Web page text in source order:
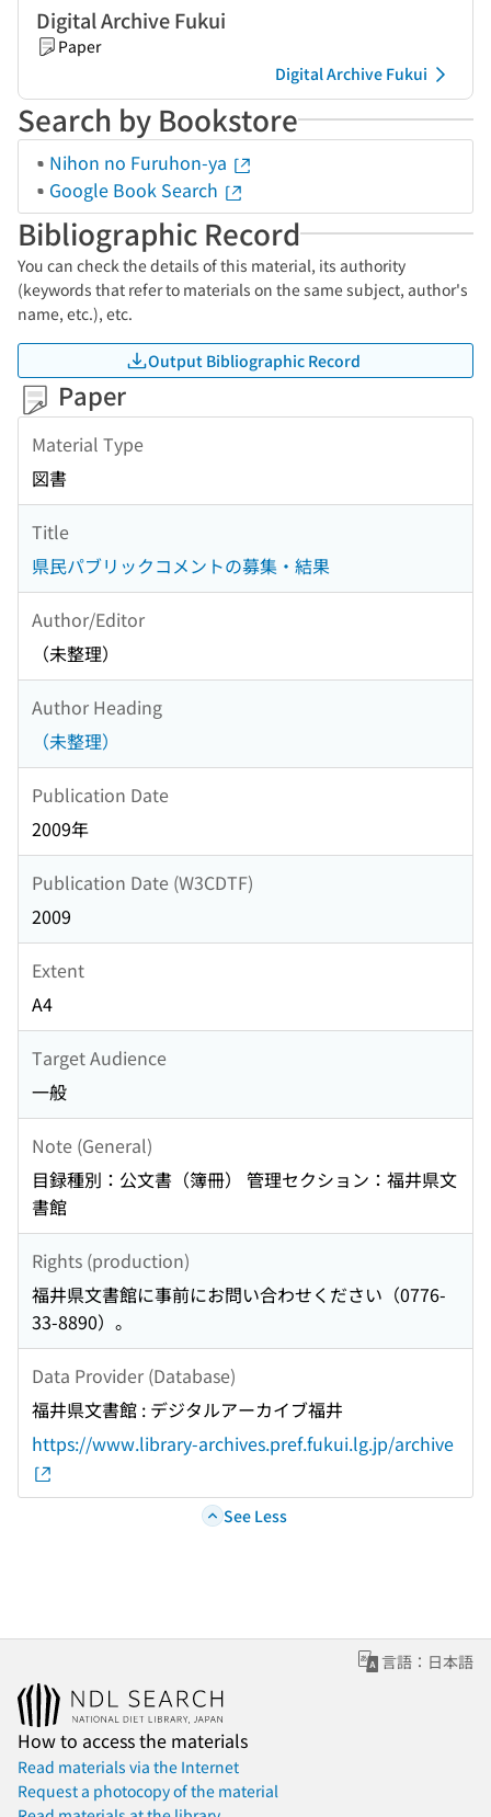
Digital Archive Fukui
Paper
Digital Archive Fukui
Search by Bookstore
Nihon no Furuhon-ya
Google Book Search
Bibliographic Record
You can check the details of this material, its authority
(keywords that refer to materials on the same subject, author's
name, etc.), etc.
Output Bibliographic Record
Paper
Material Type
図書
Title
県民パブリックコメントの募集・結果
Author/Editor
（未整理）
Author Heading
（未整理）
Publication Date
2009年
Publication Date (W3CDTF)
2009
Extent
A4
Target Audience
一般
Note (General)
目録種別：公文書（簿冊） 管理セクション：福井県文
書館
Rights (production)
福井県文書館に事前にお問い合わせください（0776-
33-8890）。
Data Provider (Database)
福井県文書館 : デジタルアーカイブ福井
https://www.library-archives.pref.fukui.lg.jp/archive
See Less
言語：日本語
How to access the materials
Read materials via the Internet
Request a photocopy of the material